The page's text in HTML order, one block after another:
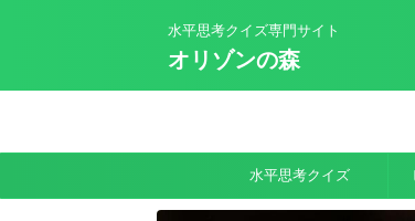
水平思考クイズ専門サイト
オリゾンの森
水平思考クイズ